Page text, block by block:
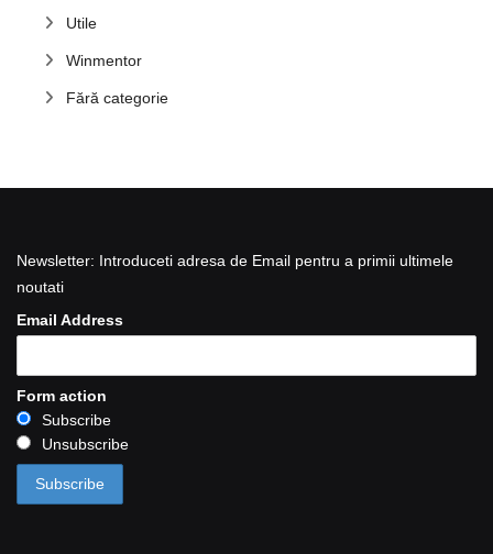
Utile
Winmentor
Fără categorie
Newsletter: Introduceti adresa de Email pentru a primii ultimele
noutati
Email Address
Form action
Subscribe
Unsubscribe